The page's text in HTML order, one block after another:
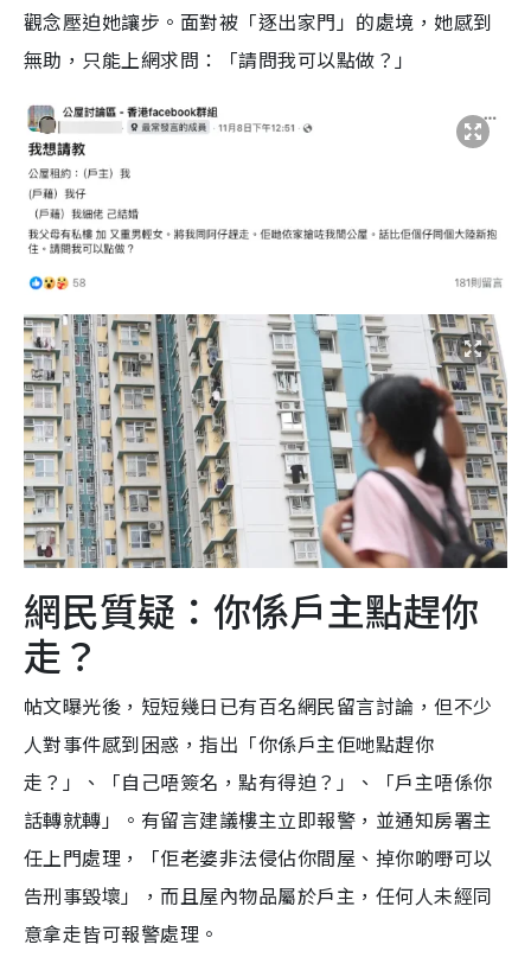
觀念壓迫她讓步。面對被「逐出家門」的處境，她感到
無助，只能上網求問：「請問我可以點做？」
網民質疑：你係戶主點趕你
走？
帖文曝光後，短短幾日已有百名網民留言討論，但不少
人對事件感到困惑，指出「你係戶主佢哋點趕你
走？」、「自己唔簽名，點有得迫？」、「戶主唔係你
話轉就轉」。有留言建議樓主立即報警，並通知房署主
任上門處理，「佢老婆非法侵佔你間屋、掉你啲嘢可以
告刑事毀壞」，而且屋內物品屬於戶主，任何人未經同
意拿走皆可報警處理。